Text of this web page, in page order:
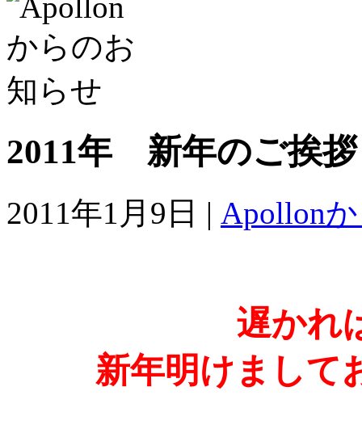
2011年 新年のご挨拶
2011年1月9日 | Apollon
遅かれ
新年明けまして